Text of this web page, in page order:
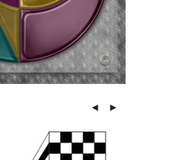
◄ ►